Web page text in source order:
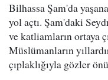
Bilhassa Şam'da
yol açtı. Şam'daki
ve katliamların ortaya
Müslümanların
çıplaklığıyla gözler